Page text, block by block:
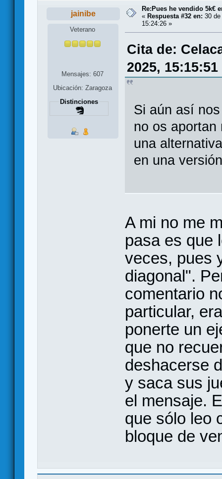
jainibe
Veterano
Mensajes: 607
Ubicación: Zaragoza
Distinciones
Re:Pues he vendido 5k€
« Respuesta #32 en: 30
15:24:26 »
Cita de:
2025, 15:15:51
Si aún así
no os aportan
una
en una
A mi no me
pasa es que
veces, pues
diagonal".
comentario
particular,
ponerte un
que no
deshacerse
y saca sus
el mensaje.
que sólo leo
bloque de